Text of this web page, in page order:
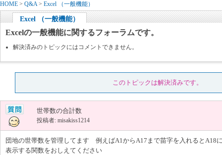
HOME > Q&A> Excel （一般機能）
Excel （一般機能）
Excelの一般機能に関するフォーラムです。
解決済みのトピックにはコメントできません。
このトピックは解決済みです。
世帯数の合計数
投稿者: misakiss1214
団地の世帯数を管理してます 例えばA1からA17まで苗字を入れると
表示する関数をおしえてください